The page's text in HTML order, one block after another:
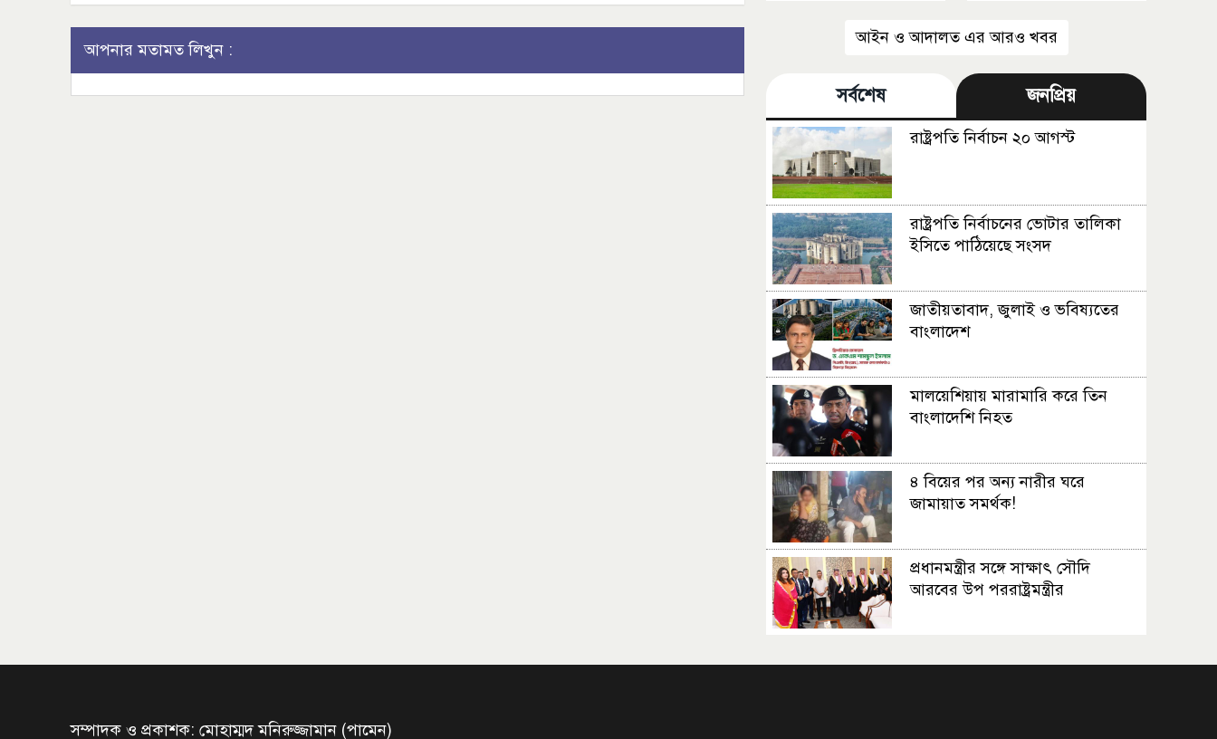
আপনার মতামত লিখুন :
আইন ও আদালত এর আরও খবর
সর্বশেষ জনপ্রিয়
রাষ্ট্রপতি নির্বাচন ২০ আগস্ট
রাষ্ট্রপতি নির্বাচনের ভোটার তালিকা
ইসিতে পাঠিয়েছে সংসদ
জাতীয়তাবাদ, জুলাই ও ভবিষ্যতের
বাংলাদেশ
মালয়েশিয়ায় মারামারি করে তিন
বাংলাদেশি নিহত
৪ বিয়ের পর অন্য নারীর ঘরে
জামায়াত সমর্থক!
প্রধানমন্ত্রীর সঙ্গে সাক্ষাৎ সৌদি
আরবের উপ পররাষ্ট্রমন্ত্রীর
সম্পাদক ও প্রকাশক: মোহাম্মদ মনিরুজ্জামান (পামেন)